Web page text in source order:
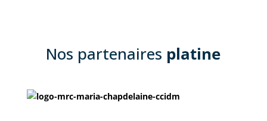
Nos partenaires platine